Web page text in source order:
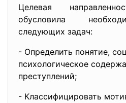
Целевая
обусловила
следующих задач:
- Определить понятие,
психологическое
преступлений;
- Классифицировать